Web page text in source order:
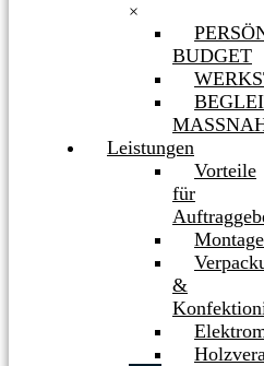
×
BUDGET
Leistungen
Vorteile
für
&